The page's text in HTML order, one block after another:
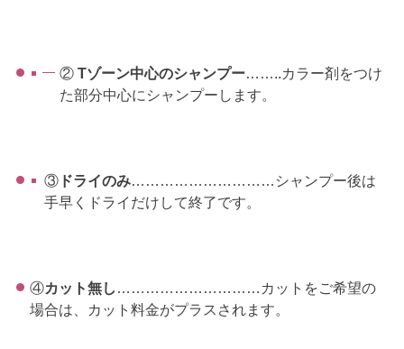
② Tゾーン中心のシャンプー……..カラー剤をつけ
た部分中心にシャンプーします。
③ ドライのみ…………………………シャンプー後は
手早くドライだけして終了です。
④カット無し …………………………カットをご希望の
場合は、カット料金がプラスされます。